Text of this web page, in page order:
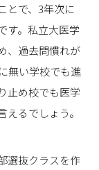
とで、3年次に
す。私立大医学
、過去問慣れが
無い学校でも進
止め校でも医学
るでしょう。
選抜クラスを作